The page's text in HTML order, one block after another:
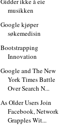
musikken
Google kjøper
søkemedisin
Bootstrapping
Innovation
Google and The New
York Times Battle
Over Search N...
As Older Users Join
Facebook, Network
Grapples Wit...